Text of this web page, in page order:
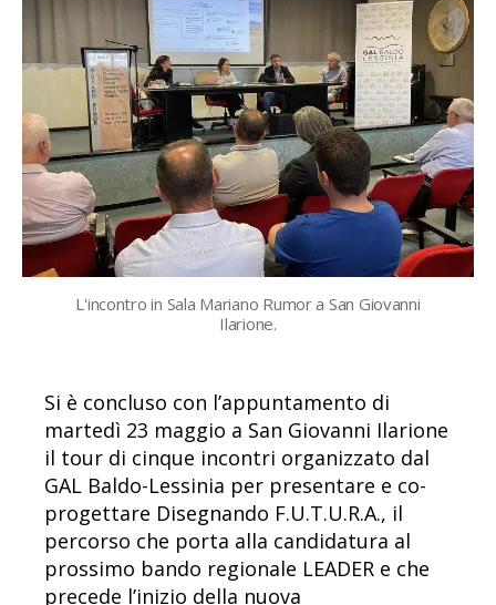
L'incontro in Sala Mariano Rumor a San Giovanni
Ilarione.
Si è concluso con l’appuntamento di
martedì 23 maggio a San Giovanni Ilarione
il tour di cinque incontri organizzato dal
GAL Baldo-Lessinia per presentare e co-
progettare Disegnando F.U.T.U.R.A., il
percorso che porta alla candidatura al
prossimo bando regionale LEADER e che
precede l’inizio della nuova